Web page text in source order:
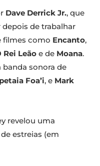
Dave Derrick Jr., que
de trabalhar
filmes como Encanto,
Rei Leão e de Moana.
sonora de
Foa’i, e Mark
revelou uma
estreias (em